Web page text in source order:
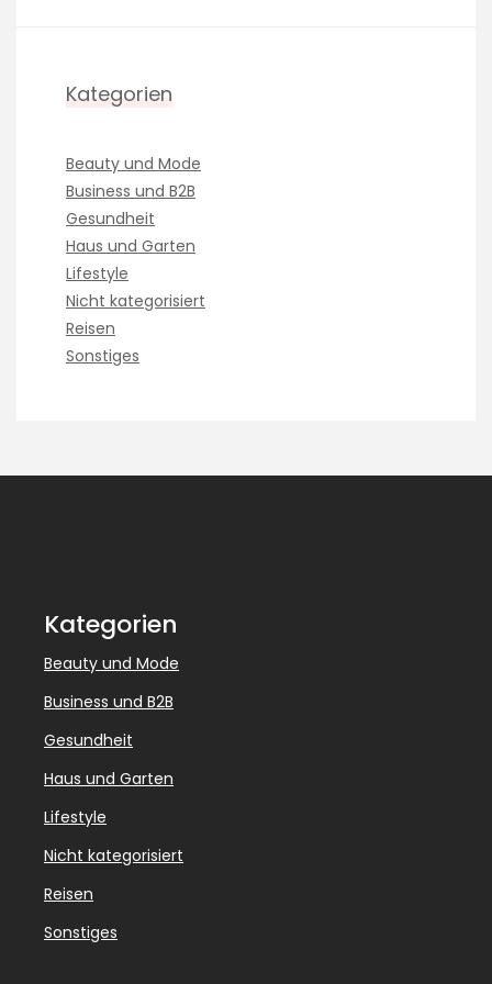
Kategorien
Beauty und Mode
Business und B2B
Gesundheit
Haus und Garten
Lifestyle
Nicht kategorisiert
Reisen
Sonstiges
Kategorien
Beauty und Mode
Business und B2B
Gesundheit
Haus und Garten
Lifestyle
Nicht kategorisiert
Reisen
Sonstiges